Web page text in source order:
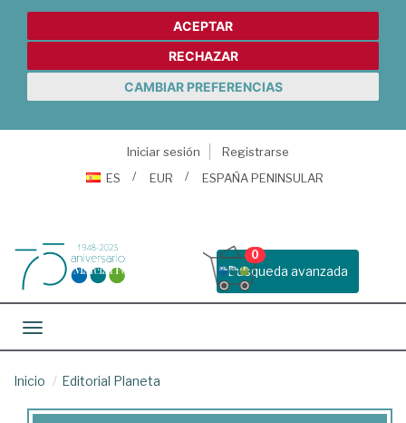
ACEPTAR
RECHAZAR
CAMBIAR PREFERENCIAS
Iniciar sesión
Registrarse
ES
EUR ESPAÑA PENINSULAR
Busqueda avanzada
0
Toggle navigation
Inicio Editorial Planeta